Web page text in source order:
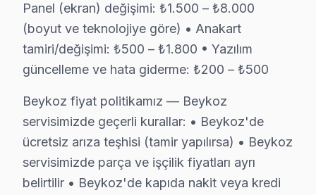
Yeni Mahalle Rowenta Anakart Tamiri →
Zerzavatçı Rowenta Servis
Zerzavatçı mahallesi Rowenta TV teknisyeniniz ortalama
Beykoz Rowenta TV Servis Hizmet Bölgesi
Beykoz bölgesine kapıya gelen Rowenta TV tamir servisi
Panel (ekran) değişimi: ₺1.500 – ₺8.000
(boyut ve teknolojiye göre) • Anakart
tamiri/değişimi: ₺500 – ₺1.800 • Yazılım
güncelleme ve hata giderme: ₺200 – ₺500
Beykoz fiyat politikamız — Beykoz
servisimizde geçerli kurallar: • Beykoz'de
ücretsiz arıza teşhisi (tamir yapılırsa) • Beykoz
servisimizde parça ve işçilik fiyatları ayrı
belirtilir • Beykoz'de kapıda nakit veya kredi